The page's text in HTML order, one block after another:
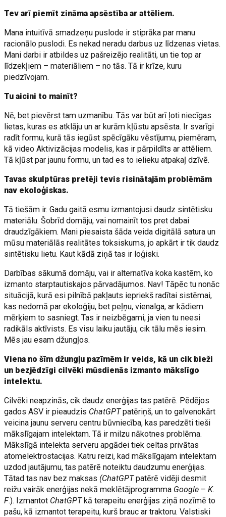
Tev arī piemīt zināma apsēstība ar attēliem.
Mana intuitīvā smadzeņu puslode ir stiprāka par manu
racionālo puslodi. Es nekad neradu darbus uz līdzenas vietas.
Mani darbi ir atbildes uz pašreizējo realitāti, un tie top ar
līdzekļiem – materiāliem – no tās. Tā ir krīze, kuru
piedzīvojam.
Tu aicini to mainīt?
Nē, bet pievērst tam uzmanību. Tās var būt arī ļoti niecīgas
lietas, kuras es atklāju un ar kurām kļūstu apsēsta. Ir svarīgi
radīt formu, kurā tās iegūst spēcīgāku vēstījumu, piemēram,
kā video Aktivizācijas modelis, kas ir pārpildīts ar attēliem.
Tā kļūst par jaunu formu, un tad es to ielieku atpakaļ dzīvē.
Tavas skulptūras pretēji tevis risinātajām problēmām
nav ekoloģiskas.
Tā tiešām ir. Gadu gaitā esmu izmantojusi daudz sintētisku
materiālu. Šobrīd domāju, vai nomainīt tos pret dabai
draudzīgākiem. Mani piesaista šāda veida digitālā satura un
mūsu materiālās realitātes toksiskums, jo apkārt ir tik daudz
sintētisku lietu. Kaut kādā ziņā tas ir loģiski.
Darbības sākumā domāju, vai ir alternatīva koka kastēm, ko
izmanto starptautiskajos pārvadājumos. Nav! Tāpēc tu nonāc
situācijā, kurā esi pilnībā pakļauts iepriekš radītai sistēmai,
kas nedomā par ekoloģiju, bet peļņu, vienalga, ar kādiem
mērķiem to sasniegt. Tas ir neizbēgami, ja vien tu neesi
radikāls aktīvists. Es visu laiku jautāju, cik tālu mēs iesim.
Mēs jau esam džungļos.
Viena no šīm džungļu pazīmēm ir veids, kā un cik bieži
un bezjēdzīgi cilvēki mūsdienās izmanto mākslīgo
intelektu.
Cilvēki neapzinās, cik daudz enerģijas tas patērē. Pēdējos
gados ASV ir pieaudzis ChatGPTpatēriņš, un to galvenokārt
veicina jaunu serveru centru būvniecība, kas paredzēti tieši
mākslīgajam intelektam. Tā ir milzu nākotnes problēma.
Mākslīgā intelekta serveru apgādei tiek celtas privātas
atomelektrostacijas. Katru reizi, kad mākslīgajam intelektam
uzdod jautājumu, tas patērē noteiktu daudzumu enerģijas.
Tātad tas nav bez maksas (ChatGPTpatērē vidēji desmit
reižu vairāk enerģijas nekā meklētājprogramma Google –K.
F.). Izmantot ChatGPTkā terapeitu enerģijas ziņā nozīmē to
pašu, kā izmantot terapeitu, kurš brauc ar traktoru. Valstiski